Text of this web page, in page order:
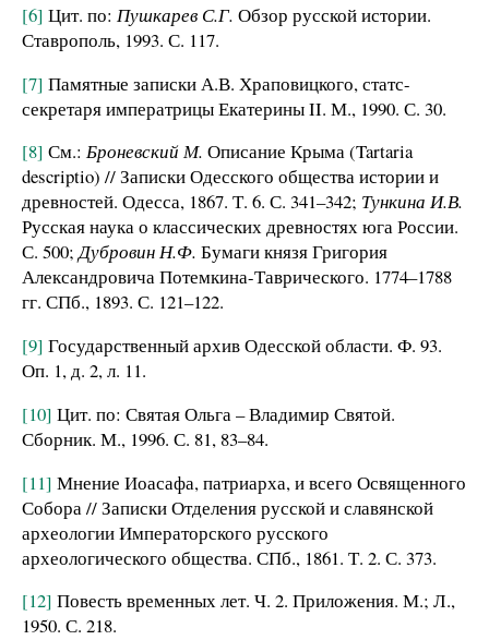
[6] Цит. по: Пушкарев С.Г. Обзор русской истории.
Ставрополь, 1993. С. 117.
[7] Памятные записки А.В. Храповицкого, статс-
секретаря императрицы Екатерины II. М., 1990. С. 30.
[8] См.: Броневский М. Описание Крыма (Tartaria
descriptio) // Записки Одесского общества истории и
древностей. Одесса, 1867. Т. 6. С. 341–342; Тункина И.В.
Русская наука о классических древностях юга России.
С. 500;Дубровин Н.Ф. Бумаги князя Григория
Александровича Потемкина-Таврического. 1774–1788
гг. СПб., 1893. С. 121–122.
[9] Государственный архив Одесской области. Ф. 93.
Оп. 1, д. 2, л. 11.
[10] Цит. по: Святая Ольга – Владимир Святой.
Сборник. М., 1996. С. 81, 83–84.
[11] Мнение Иоасафа, патриарха, и всего Освященного
Собора // Записки Отделения русской и славянской
археологии Императорского русского
археологического общества. СПб., 1861. Т. 2. С. 373.
[12] Повесть временных лет. Ч. 2. Приложения. М.; Л.,
1950. С. 218.